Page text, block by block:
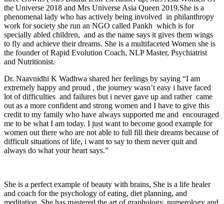
the Universe 2018 and Mrs Universe Asia Queen 2019.She is a
phenomenal lady who has actively being involved in philanthropy
work for society she run an NGO called Pankh which is for
specially abled children, and as the name says it gives them wings
to fly and achieve their dreams. She is a multifaceted Women she is
the founder of Rapid Evolution Coach, NLP Master, Psychiatrist
and Nutritionist.
Dr. Naavnidhi K Wadhwa shared her feelings by saying “I am
extremely happy and proud , the journey wasn’t easy i have faced
lot of difficulties and failures but i never gave up and rather came
out as a more confident and strong women and I have to give this
credit to my family who have always supported me and encouraged
me to be what I am today. I just want to become good example for
women out there who are not able to full fill their dreams because of
difficult situations of life, i want to say to them never quit and
always do what your heart says.”
She is a perfect example of beauty with brains, She is a life healer
and coach for the psychology of eating, diet planning, and